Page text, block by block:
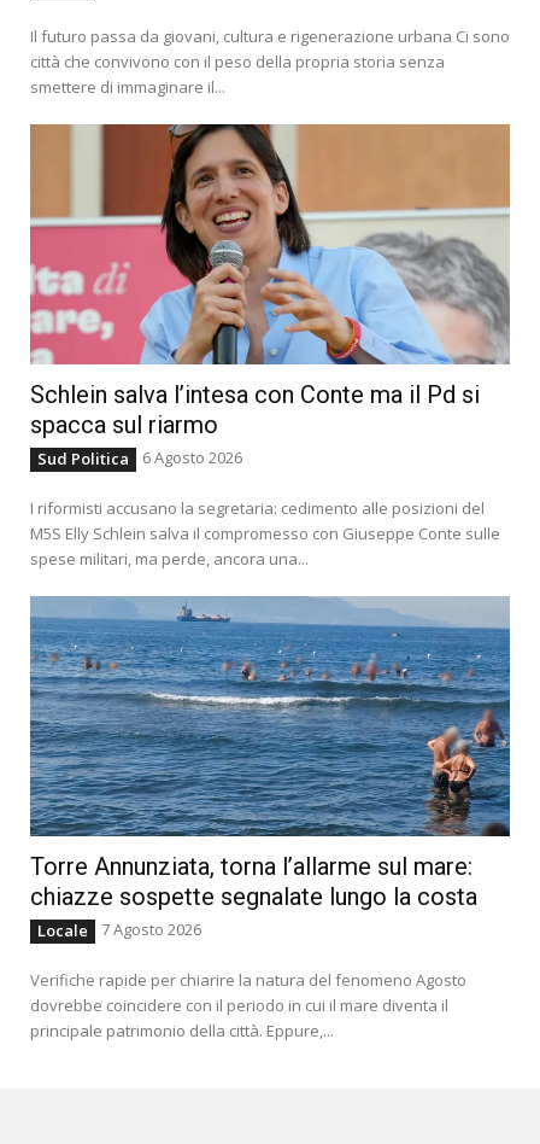
Il futuro passa da giovani, cultura e rigenerazione urbana Ci sono
città che convivono con il peso della propria storia senza
smettere di immaginare il...
Schlein salva l’intesa con Conte ma il Pd si
spacca sul riarmo
Sud Politica 6 Agosto 2026
I riformisti accusano la segretaria: cedimento alle posizioni del
M5S Elly Schlein salva il compromesso con Giuseppe Conte sulle
spese militari, ma perde, ancora una...
Torre Annunziata, torna l’allarme sul mare:
chiazze sospette segnalate lungo la costa
Locale 7 Agosto 2026
Verifiche rapide per chiarire la natura del fenomeno Agosto
dovrebbe coincidere con il periodo in cui il mare diventa il
principale patrimonio della città. Eppure,...